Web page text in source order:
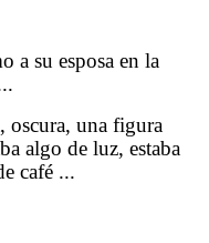
a su esposa en la
oscura, una figura
algo de luz, estaba
café ...